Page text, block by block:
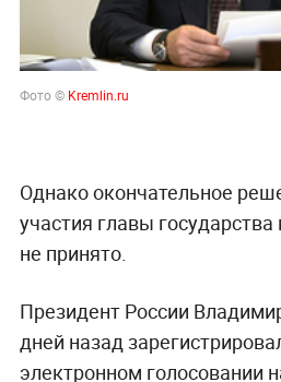
Фото © Kremlin.ru
Однако окончательное
участия главы
не принято.
Президент России
дней назад
электронном голосовании